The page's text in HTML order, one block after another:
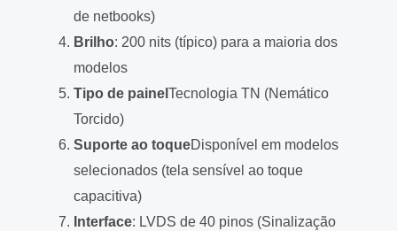
de netbooks)
Brilho: 200 nits (típico) para a maioria dos
modelos
Tipo de painel Tecnologia TN (Nemático
Torcido)
Suporte ao toqueDisponível em modelos
selecionados (tela sensível ao toque
capacitiva)
Interface: LVDS de 40 pinos (Sinalização